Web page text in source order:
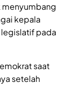
menyumbang
kepala
pada
saat
setelah